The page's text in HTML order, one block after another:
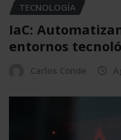
TECNOLOGÍA
IaC:
entornos
Carlos Conde